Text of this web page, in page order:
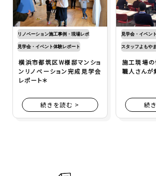
リノベーション施工事例・現場レポ
見学会・イベント体験レポート
横浜市都筑区W様邸マンショ
ンリノベーション完成見学会
レポート＊
続きを読む >
見学会・イベン
スタッフよもや
施工現場の
職人さんが
続